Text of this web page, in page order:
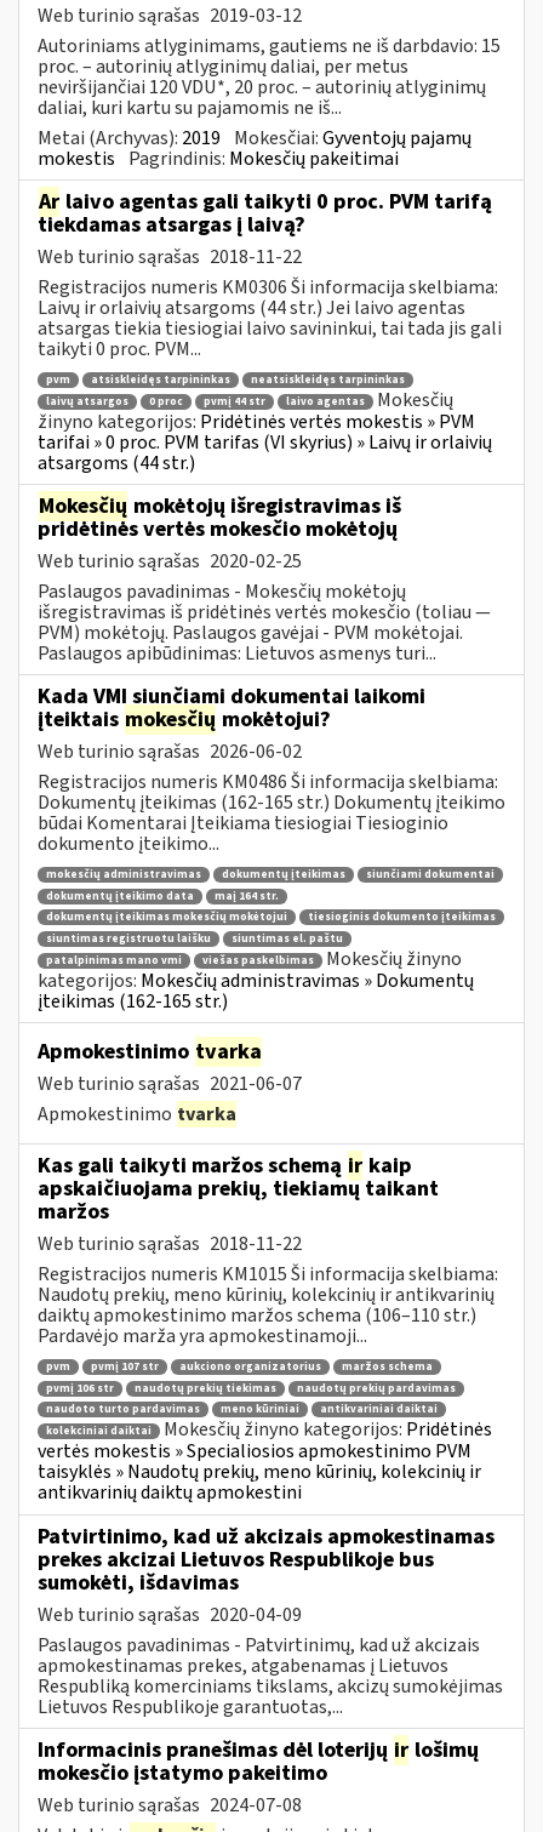
Web turinio sąrašas 2019-03-12
Autoriniams atlyginimams, gautiems ne iš darbdavio: 15
proc. – autorinių atlyginimų daliai, per metus
neviršijančiai 120 VDU*, 20 proc. – autorinių atlyginimų
daliai, kuri kartu su pajamomis ne iš...
Metai (Archyvas): 2019 Mokesčiai:Gyventojų pajamų
mokestis Pagrindinis: Mokesčių pakeitimai
Ar laivo agentas gali taikyti 0 proc. PVM tarifą
tiekdamas atsargas į laivą?
Web turinio sąrašas 2018-11-22
Registracijos numeris KM0306 Ši informacija skelbiama:
Laivų ir orlaivių atsargoms (44 str.) Jei laivo agentas
atsargas tiekia tiesiogiai laivo savininkui, tai tada jis gali
taikyti 0 proc. PVM...
pvm atsiskleidęs tarpininkas
neatsiskleidęs tarpininkas
laivų atsargos
0 proc pvmį 44 str laivo agentas
Mokesčių
žinyno kategorijos: Pridėtinės vertės mokestis » PVM
tarifai » 0 proc. PVM tarifas (VI skyrius) » Laivų ir orlaivių
atsargoms (44 str.)
Mokesčių mokėtojų išregistravimas iš
pridėtinės vertės mokesčio mokėtojų
Web turinio sąrašas 2020-02-25
Paslaugos pavadinimas - Mokesčių mokėtojų
išregistravimas iš pridėtinės vertės mokesčio (toliau —
PVM) mokėtojų. Paslaugos gavėjai - PVM mokėtojai.
Paslaugos apibūdinimas: Lietuvos asmenys turi...
Kada VMI siunčiami dokumentai laikomi
įteiktais mokesčių mokėtojui?
Web turinio sąrašas 2026-06-02
Registracijos numeris KM0486 Ši informacija skelbiama:
Dokumentų įteikimas (162-165 str.) Dokumentų įteikimo
būdai Komentarai Įteikiama tiesiogiai Tiesioginio
dokumento įteikimo...
mokesčių administravimas dokumentų įteikimas
siunčiami dokumentai
dokumentų įteikimo data
maį 164 str.
dokumentų įteikimas mokesčių mokėtojui
tiesioginis dokumento įteikimas
siuntimas registruotu laišku
siuntimas el. paštu
patalpinimas mano vmi
viešas paskelbimas
Mokesčių žinyno
kategorijos: Mokesčių administravimas » Dokumentų
įteikimas (162-165 str.)
Apmokestinimo tvarka
Web turinio sąrašas 2021-06-07
Apmokestinimo tvarka
Kas gali taikyti maržos schemą ir kaip
apskaičiuojama prekių, tiekiamų taikant
maržos
Web turinio sąrašas 2018-11-22
Registracijos numeris KM1015 Ši informacija skelbiama:
Naudotų prekių, meno kūrinių, kolekcinių ir antikvarinių
daiktų apmokestinimo maržos schema (106–110 str.)
Pardavėjo marža yra apmokestinamoji...
pvm pvmį 107 str aukciono organizatorius
maržos schema
pvmį 106 str
naudotų prekių tiekimas
naudotų prekių pardavimas
naudoto turto pardavimas
meno kūriniai
antikvariniai daiktai
kolekciniai daiktai
Mokesčių žinyno kategorijos: Pridėtinės
vertės mokestis » Specialiosios apmokestinimo PVM
taisyklės » Naudotų prekių, meno kūrinių, kolekcinių ir
antikvarinių daiktų apmokestini
Patvirtinimo, kad už akcizais apmokestinamas
prekes akcizai Lietuvos Respublikoje bus
sumokėti, išdavimas
Web turinio sąrašas 2020-04-09
Paslaugos pavadinimas - Patvirtinimų, kad už akcizais
apmokestinamas prekes, atgabenamas į Lietuvos
Respubliką komerciniams tikslams, akcizų sumokėjimas
Lietuvos Respublikoje garantuotas,...
Informacinis pranešimas dėl loterijų ir lošimų
mokesčio įstatymo pakeitimo
Web turinio sąrašas 2024-07-08